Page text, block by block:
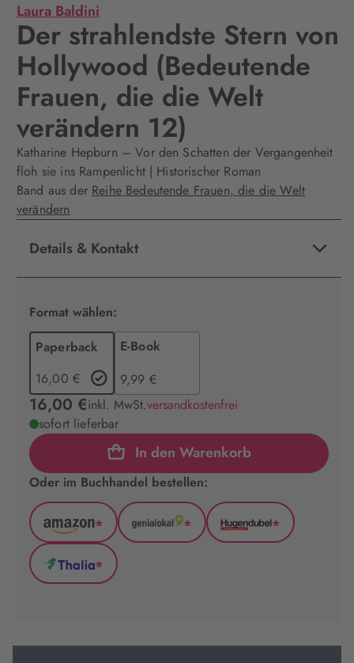
Laura Baldini
Der strahlendste Stern von
Hollywood (Bedeutende
Frauen, die die Welt
verändern 12)
Katharine Hepburn – Vor den Schatten der Vergangenheit
floh sie ins Rampenlicht | Historischer Roman
Band aus der Reihe Bedeutende Frauen, die die Welt
verändern
Details & Kontakt
Format wählen:
Paperback
16,00 €
E-Book
9,99 €
16,00 €inkl. MwSt.versandkostenfrei
sofort lieferbar
In den Warenkorb
Oder im Buchhandel bestellen:
Amazon
(wird
in
neuem
*
GenialLokal
*
Hugendubel
*
Thalia
Tab
*